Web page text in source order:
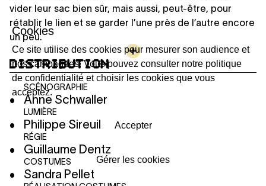
Cookies
Ce site utilise des cookies pour mesurer son audience et
nos campagnes. Vous pouvez consulter notre politique
de confidentialité et choisir les cookies que vous
acceptez.
Accepter
Gérer les cookies
vider leur sac bien sûr, mais aussi, peut-être, pour
rétablir le lien et se garder l’une près de l’autre encore
un peu.
DISTRIBUTION
SCÉNOGRAPHIE
Anne Schwaller
LUMIÈRE
Philippe Sireuil
RÉGIE
Guillaume Dentz
COSTUMES
Sandra Pellet